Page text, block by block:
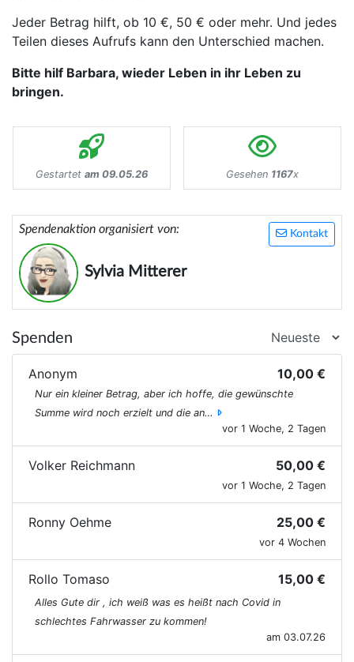
Jeder Betrag hilft, ob 10 €, 50 € oder mehr. Und jedes
Teilen dieses Aufrufs kann den Unterschied machen.
Bitte hilf Barbara, wieder Leben in ihr Leben zu
bringen.
Gestartet am 09.05.26 Gesehen 1167x
Kontakt
Spendenaktion organisiert von:
Sylvia Mitterer
Spenden
Anonym 10,00 €
Nur ein kleiner Betrag, aber ich hoffe, die gewünschte
Summe wird noch erzielt und die an…
vor 1 Woche, 2 Tagen
Volker Reichmann 50,00 €
vor 1 Woche, 2 Tagen
Ronny Oehme 25,00 €
vor 4 Wochen
Rollo Tomaso 15,00 €
Alles Gute dir , ich weiß was es heißt nach Covid in
schlechtes Fahrwasser zu kommen!
am 03.07.26